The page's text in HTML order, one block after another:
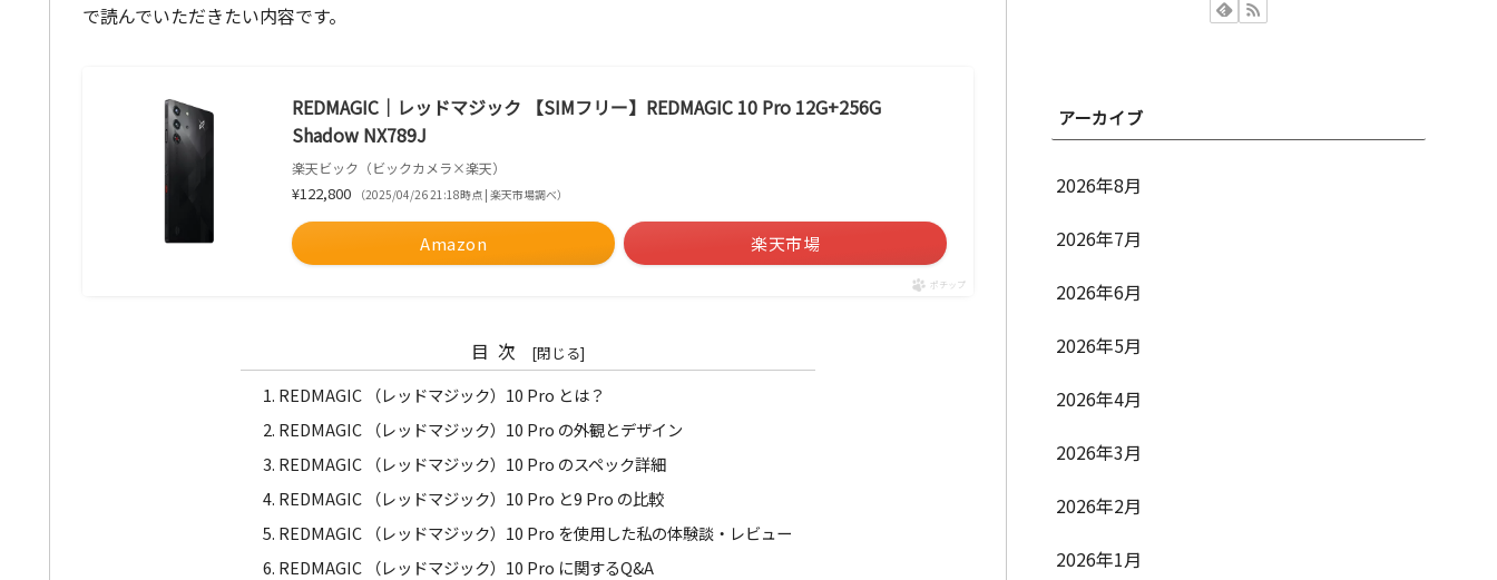
で読んでいただきたい内容です。
REDMAGIC｜レッドマジック 【SIMフリー】REDMAGIC 10 Pro 12G+256G
Shadow NX789J
楽天ビック（ビックカメラ×楽天）
¥122,800 （2025/04/26 21:18時点 | 楽天市場調べ）
Amazon 楽天市場
ポチップ
目次
REDMAGIC （レッドマジック）10 Pro とは？
REDMAGIC （レッドマジック）10 Pro の外観とデザイン
REDMAGIC （レッドマジック）10 Pro のスペック詳細
REDMAGIC （レッドマジック）10 Pro と9 Pro の比較
REDMAGIC （レッドマジック）10 Pro を使用した私の体験談・レビュー
REDMAGIC （レッドマジック）10 Pro に関するQ&A
アーカイブ
2026年8月
2026年7月
2026年6月
2026年5月
2026年4月
2026年3月
2026年2月
2026年1月